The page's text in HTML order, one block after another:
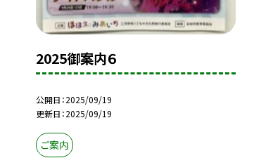
2025御案内６
公開日 2025/09/19
更新日 2025/09/19
ご案内